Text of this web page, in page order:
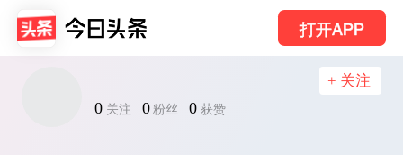
打开APP
0 关注 0 粉丝 0 获赞
+ 关注